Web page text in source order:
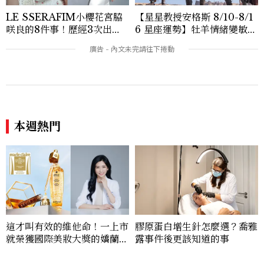
LE SSERAFIM小櫻花宮脇
咲良的8件事！歷經3次出
王、靠「這招」養成17吋螞蟻
【星星教授安格斯 8/10-8/1
6 星座運勢】牡羊情緒變敏
本週熱門
這才叫有效的維他命！一上市
就榮獲國際美妝大獎的嬌蘭
膠原蛋白增生針怎麼選？喬雅
露事件後更該知道的事